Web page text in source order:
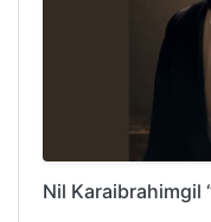
Nil Karaibrahimgil